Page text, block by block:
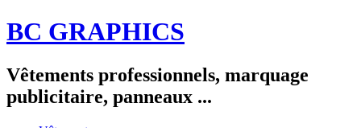
BC GRAPHICS
Vêtements professionnels, marquage
publicitaire, panneaux ...